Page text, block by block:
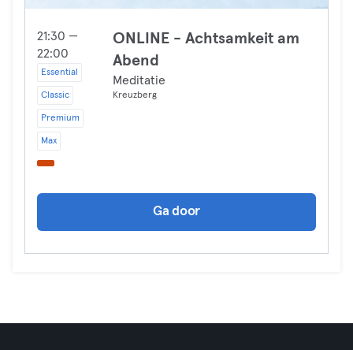
21:30 —
22:00
Essential
Classic
Premium
Max
ONLINE - Achtsamkeit am
Abend
Meditatie
Kreuzberg
Ga door